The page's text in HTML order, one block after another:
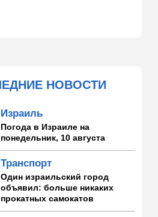
НОВОСТИ
Израиль
Погода в Израиле на
понедельник, 10 августа
Транспорт
Один израильский город
объявил: больше никаких
прокатных самокатов